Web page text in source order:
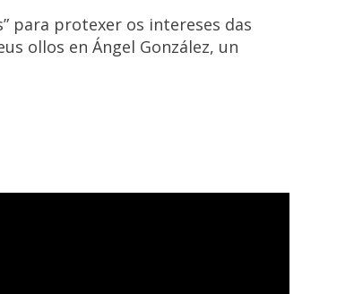
para protexer os intereses das
ollos en Ángel González, un